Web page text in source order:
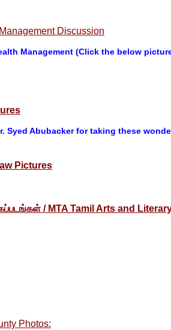
Discussion
Management (Click the below
Syed Abubacker for taking these
Pictures
/ MTA Tamil Arts and
Photos: